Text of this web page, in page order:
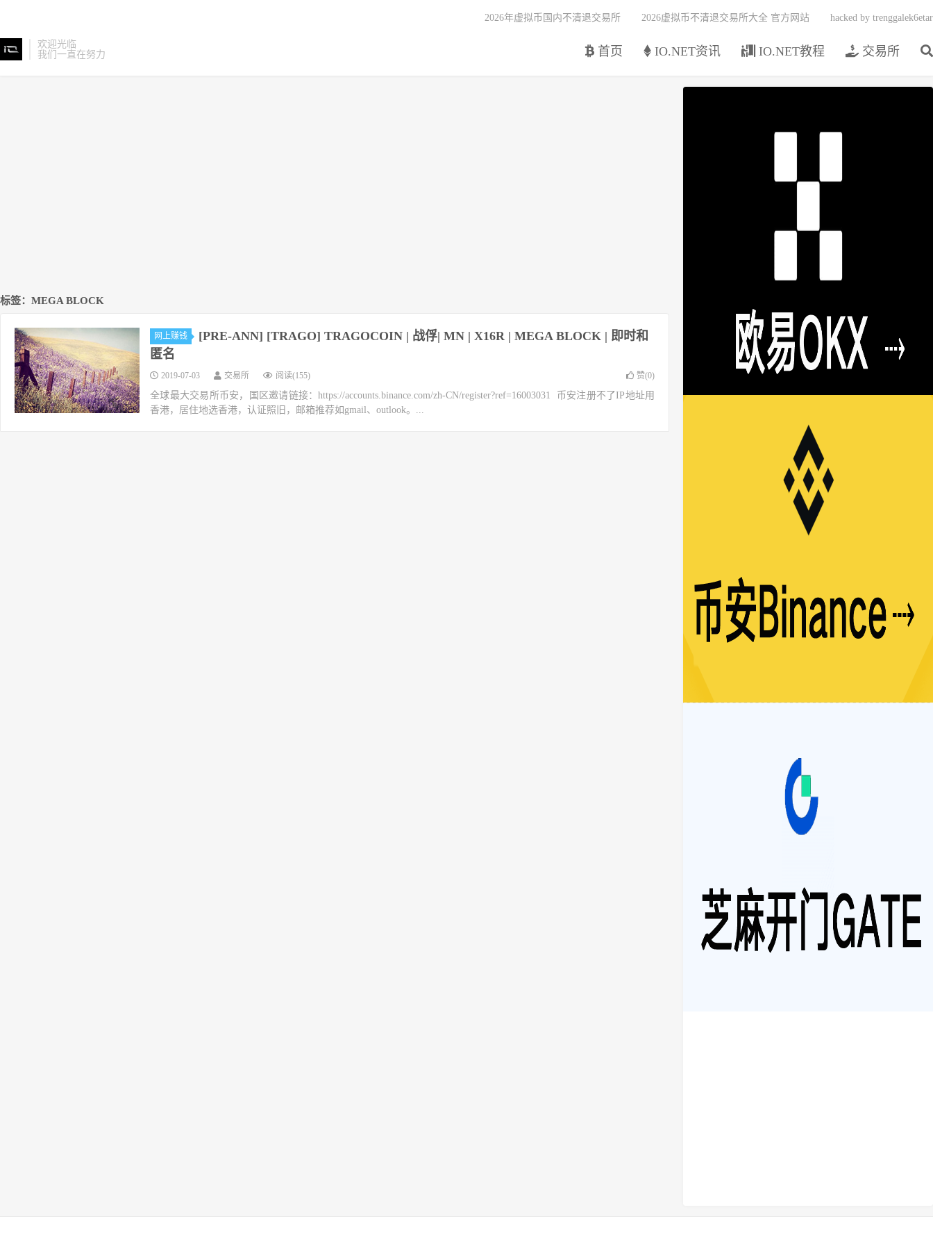
欢迎光临
我们一直在努力
首页 IO.NET资讯 IO.NET教程 交易所
2026年虚拟币国内不清退交易所 2026虚拟币不清退交易所大全 官方网站 hacked by trenggalek6etar
标签：MEGA BLOCK
网上赚钱
[PRE-ANN] [TRAGO] TRAGOCOIN | 战俘| MN | X16R | MEGA BLOCK | 即时和
匿名
2019-07-03 交易所 阅读(155) 赞(0)
全球最大交易所币安，国区邀请链接：https://accounts.binance.com/zh-CN/register?ref=16003031 币安注册不了IP地址用
香港，居住地选香港，认证照旧，邮箱推荐如gmail、outlook。...